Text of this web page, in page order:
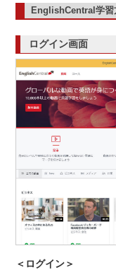
EnglishCentral学習
ログイン画面
＜ログイン＞